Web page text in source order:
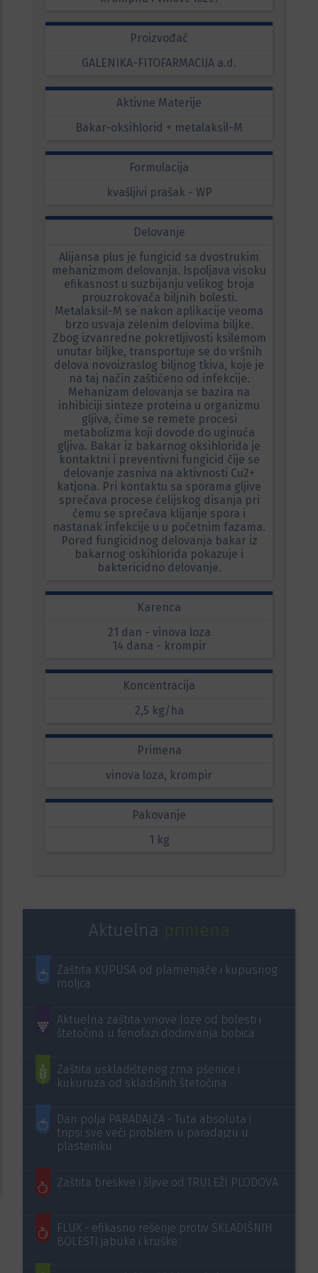
Proizvođač
GALENIKA-FITOFARMACIJA a.d.
Aktivne Materije
Bakar-oksihlorid + metalaksil-M
Formulacija
kvašljivi prašak - WP
Delovanje
Alijansa plus je fungicid sa dvostrukim
mehanizmom delovanja. Ispoljava visoku
efikasnost u suzbijanju velikog broja
prouzrokovača biljnih bolesti.
Metalaksil-M se nakon aplikacije veoma
brzo usvaja zelenim delovima biljke.
Zbog izvanredne pokretljivosti ksilemom
unutar biljke, transportuje se do vršnih
delova novoizraslog biljnog tkiva, koje je
na taj način zaštićeno od infekcije.
Mehanizam delovanja se bazira na
inhibiciji sinteze proteina u organizmu
gljiva, čime se remete procesi
metabolizma koji dovode do uginuća
gljiva. Bakar iz bakarnog oksihlorida je
kontaktni i preventivni fungicid čije se
delovanje zasniva na aktivnosti Cu2+
katjona. Pri kontaktu sa sporama gljive
sprečava procese ćelijskog disanja pri
čemu se sprečava klijanje spora i
nastanak infekcije u u početnim fazama.
Pored fungicidnog delovanja bakar iz
bakarnog oskihlorida pokazuje i
baktericidno delovanje.
Karenca
21 dan - vinova loza
14 dana - krompir
Koncentracija
2,5 kg/ha
Primena
vinova loza, krompir
Pakovanje
1 kg
Aktuelna
Zaštita KUPUSA od plamenjače i kupusnog
moljca
Aktuelna zaštita vinove loze od bolesti i
štetočina u fenofazi dodirivanja bobica
Zaštita uskladištenog zrna pšenice i
kukuruza od skladišnih štetočina
Dan polja PARADAJZA - Tuta absoluta i
tripsi sve veći problem u paradajzu u
plasteniku
Zaštita breskve i šljive od TRULEŽI PLODOVA
FLUX - efikasno rešenje protiv SKLADIŠNIH
BOLESTI jabuke i kruške